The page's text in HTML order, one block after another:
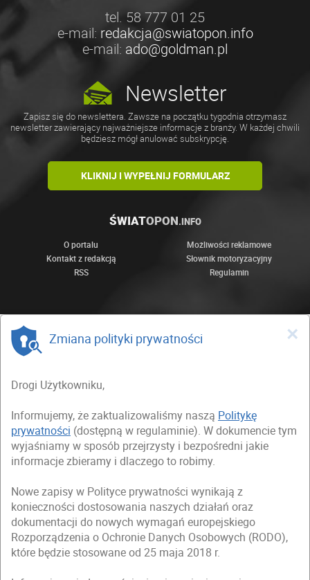
tel. 58 777 01 25
e-mail: redakcja@swiatopon.info
e-mail: ado@goldman.pl
Newsletter
Zapisz się do newslettera. Zawsze na początku tygodnia otrzymasz
newsletter zawierający najważniejsze informacje z branży. W każdej chwili
będziesz mógł anulować subskrypcję.
KLIKNIJ I WYPEŁNIJ FORMULARZ
ŚWIATOPON.INFO
O portalu
Możliwości reklamowe
Kontakt z redakcją
Słownik motoryzacyjny
RSS
Regulamin
×
Zmiana polityki prywatności
Drogi Użytkowniku,
Informujemy, że zaktualizowaliśmy naszą Politykę
prywatności (dostępną w regulaminie). W dokumencie tym
wyjaśniamy w sposób przejrzysty i bezpośredni jakie
informacje zbieramy i dlaczego to robimy.
Nowe zapisy w Polityce prywatności wynikają z
konieczności dostosowania naszych działań oraz
dokumentacji do nowych wymagań europejskiego
Rozporządzenia o Ochronie Danych Osobowych (RODO),
które będzie stosowane od 25 maja 2018 r.